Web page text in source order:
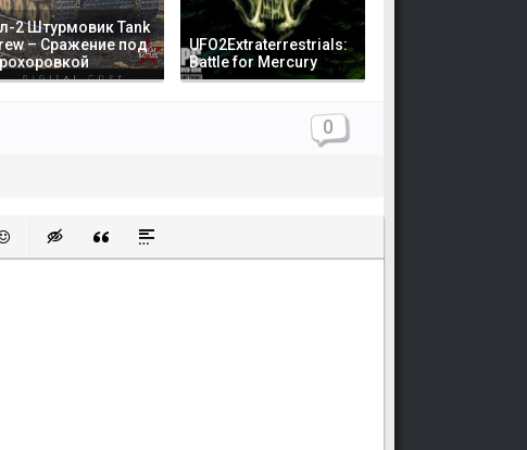
2 Штурмовик Tank
– Сражение под
UFO2Extraterrestrials:
Battle for Mercury
0
защищенную ссылку
смайлик
Вставка скрытого текста
Вставка цитаты
Вставка спойлера